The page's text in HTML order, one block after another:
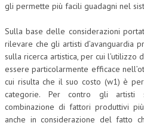
gli permette più facili guadagni nel
Sulla base delle considerazioni
rilevare che gli artisti d’avanguardia
sulla ricerca artistica, per cui
essere particolarmente efficace
cui risulta che il suo costo (w1) è
categorie. Per contro gli artisti
combinazione di fattori produttivi
anche in considerazione del fatto